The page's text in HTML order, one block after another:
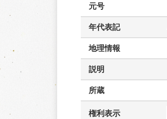
元号
年代表記
地理情報
説明
所蔵
権利表示